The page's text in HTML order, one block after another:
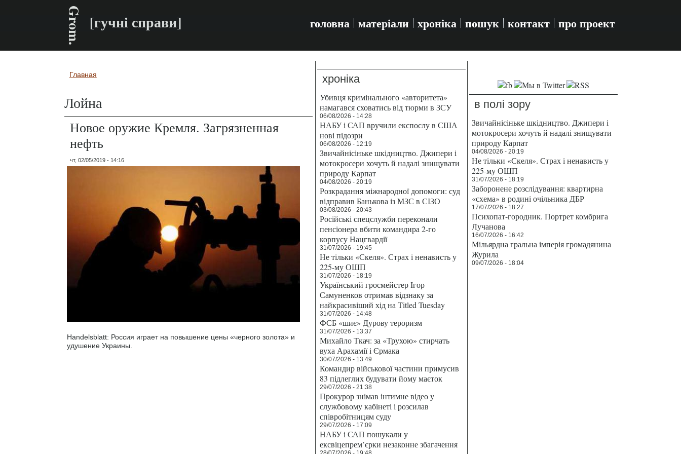
Grom. [гучні справи] головна матеріали хроніка пошук контакт про проект
Вы здесь
Главная
Лойна
Новое оружие Кремля. Загрязненная
нефть
чт, 02/05/2019 - 14:16
Handelsblatt: Россия играет на повышение цены «черного золота» и
удушение Украины.
хроніка
Убивця кримінального «авторитета»
намагався сховатись від тюрми в ЗСУ
06/08/2026 - 14:28
НАБУ і САП вручили експослу в США
нові підозри
06/08/2026 - 12:19
Звичайнісіньке шкідництво. Джипери і
мотокросери хочуть й надалі знищувати
природу Карпат
04/08/2026 - 20:19
Розкрадання міжнародної допомоги: суд
відправив Банькова із МЗС в СІЗО
03/08/2026 - 20:43
Російські спецслужби переконали
пенсіонера вбити командира 2-го
корпусу Нацгвардії
31/07/2026 - 19:45
Не тільки «Скеля». Страх і ненависть у
225-му ОШП
31/07/2026 - 18:19
Український гросмейстер Ігор
Самуненков отримав відзнаку за
найкрасивіший хід на Titled Tuesday
31/07/2026 - 14:48
ФСБ «шиє» Дурову тероризм
31/07/2026 - 13:37
Михайло Ткач: за «Трухою» стирчать
вуха Арахамії і Єрмака
30/07/2026 - 13:49
Командир військової частини примусив
83 підлеглих будувати йому маєток
29/07/2026 - 21:38
Прокурор знімав інтимне відео у
службовому кабінеті і розсилав
співробітницям суду
29/07/2026 - 17:09
НАБУ і САП пошукали у
ексвіцепрем’єрки незаконне збагачення
в полі зору
Звичайнісіньке шкідництво. Джипери і
мотокросери хочуть й надалі знищувати
природу Карпат
04/08/2026 - 20:19
Не тільки «Скеля». Страх і ненависть у
225-му ОШП
31/07/2026 - 18:19
Заборонене розслідування: квартирна
«схема» в родині очільника ДБР
17/07/2026 - 18:27
Психопат-городник. Портрет комбрига
Лучанова
16/07/2026 - 16:42
Мільярдна гральна імперія громадянина
Журила
09/07/2026 - 18:04